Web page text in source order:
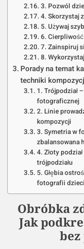
3. Pozwól
4. Skorzystaj
5. Używaj
6.
7. Zainspiruj
8.
Porady na temat
techniki
1. Trójpodział
fotograficznej
2. Linie
kompozycji
3. Symetria w
zbalansowana
4. Złoty
trójpodziału
5. Głębia
fotografii
Obróbka
Jak
bez